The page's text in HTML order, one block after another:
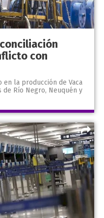
con
en la producción de Vaca
de Río Negro, Neuquén y